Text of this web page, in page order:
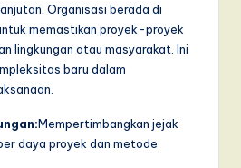
Organisasi berada di
memastikan proyek-proyek
lingkungan atau masyarakat. Ini
baru dalam
Mempertimbangkan jejak
daya proyek dan metode